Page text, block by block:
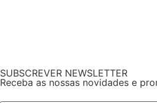
SUBSCREVER NEWSLETTER
Receba as nossas novidades e